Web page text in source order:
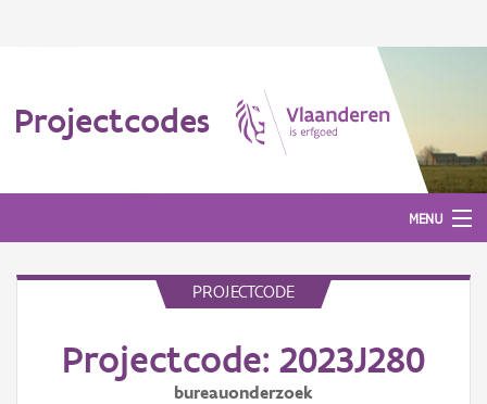
Projectcodes
MENU
PROJECTCODE
Projectcode: 2023J280
bureauonderzoek